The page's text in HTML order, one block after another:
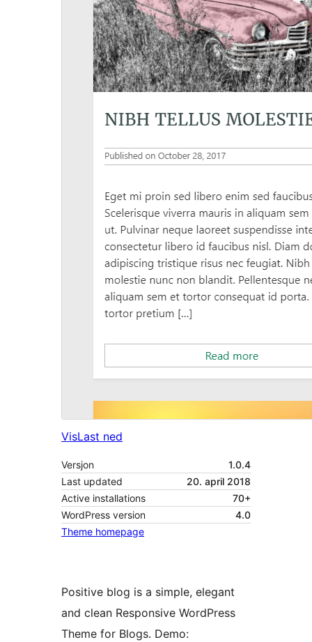
VisLast ned
Versjon
1.0.4
Last updated
20. april 2018
Active installations
70+
WordPress version
4.0
Theme homepage
Positive blog is a simple, elegant
and clean Responsive WordPress
Theme for Blogs. Demo: